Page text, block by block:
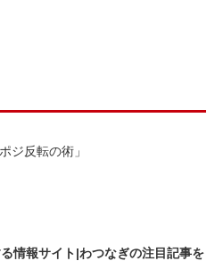
ジ反転の術」
情報サイト|わつなぎの注目記事を